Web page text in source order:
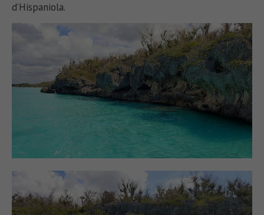
d’Hispaniola.